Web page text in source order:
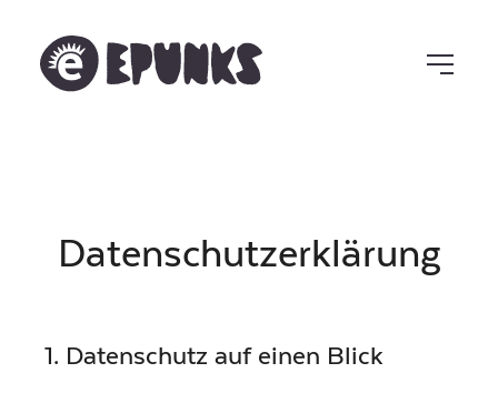
Datenschutzerklärung
1. Datenschutz auf einen Blick